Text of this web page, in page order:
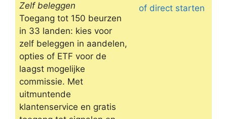
Zelf beleggen
Toegang tot 150 beurzen
in 33 landen: kies voor
zelf beleggen in aandelen,
opties of ETF voor de
laagst mogelijke
commissie. Met
uitmuntende
klantenservice en gratis
of direct starten